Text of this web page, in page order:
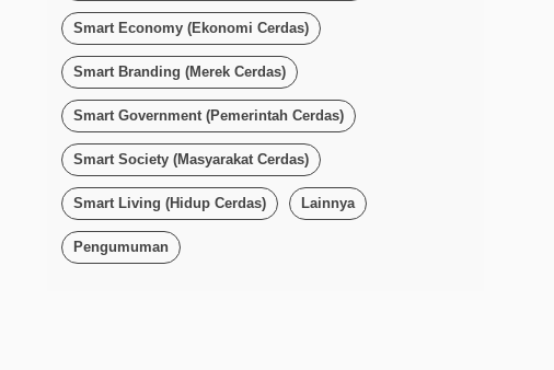
Smart Economy (Ekonomi Cerdas)
Smart Branding (Merek Cerdas)
Smart Government (Pemerintah Cerdas)
Smart Society (Masyarakat Cerdas)
Smart Living (Hidup Cerdas) Lainnya
Pengumuman